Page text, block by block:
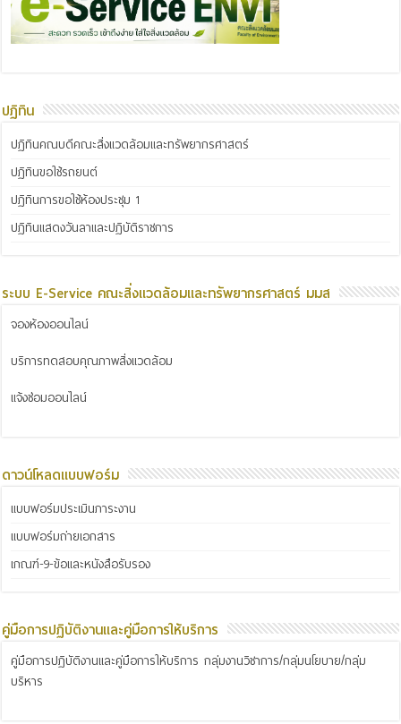
ปฏิทิน
ปฏิทินคณบดีคณะสิ่งแวดล้อมและทรัพยากรศาสตร์
ปฏิทินขอใช้รถยนต์
ปฏิทินการขอใช้ห้องประชุม 1
ปฏิทินแสดงวันลาและปฏิบัติราชการ
ระบบ E-Service คณะสิ่งแวดล้อมและทรัพยากรศาสตร์ มมส
จองห้องออนไลน์
บริการทดสอบคุณภาพสิ่งแวดล้อม
แจ้งซ่อมออนไลน์
ดาวน์โหลดแบบฟอร์ม
แบบฟอร์มประเมินภาระงาน
แบบฟอร์มถ่ายเอกสาร
เกณฑ์-9-ข้อและหนังสือรับรอง
คู่มือการปฏิบัติงานและคู่มือการให้บริการ
คู่มือการปฏิบัติงานและคู่มือการให้บริการ กลุ่มงานวิชาการ/กลุ่มนโยบาย/กลุ่ม
บริหาร